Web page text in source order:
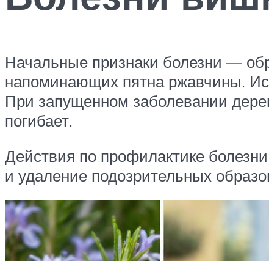
Начальные признаки болезни —
напоминающих пятна ржавчины.
При запущенном заболевании
погибает.
Действия по профилактике
и удаление подозрительных